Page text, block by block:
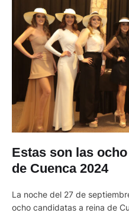
Estas son las
de Cuenca 2024
La noche del 27 de
ocho candidatas a reina de